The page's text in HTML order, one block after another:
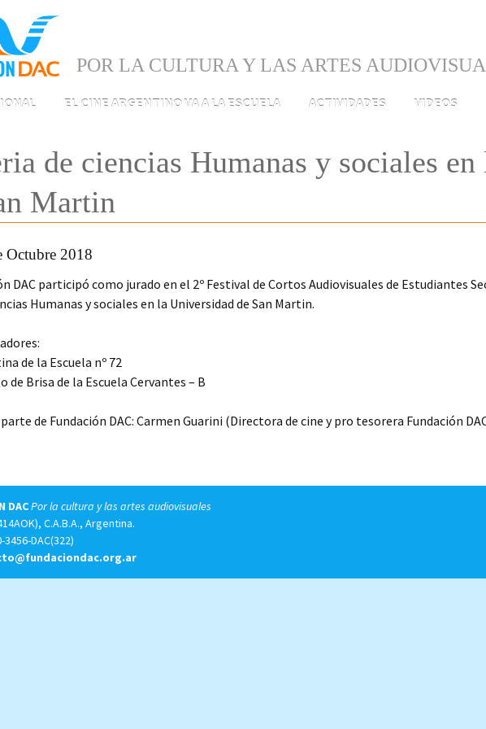
POR LA CULTURA Y LAS ARTES
EL CINE ARGENTINO VA A LA ESCUELA ACTIVIDADES VIDEOS
de ciencias Humanas y sociales
Martin
Octubre 2018
DAC participó como jurado en el 2º Festival de Cortos Audiovisuales de Estudiantes
Humanas y sociales en la Universidad de San Martin.
de la Escuela nº 72
de Brisa de la Escuela Cervantes – B
de Fundación DAC: Carmen Guarini (Directora de cine y pro tesorera Fundación
DACPor la cultura y las artes audiovisuales
C.A.B.A., Argentina.
3456-DAC(322)